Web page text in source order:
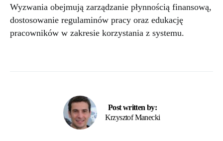
Wyzwania obejmują zarządzanie płynnością finansową,
dostosowanie regulaminów pracy oraz edukację
pracowników w zakresie korzystania z systemu.
Post written by:
Krzysztof Manecki